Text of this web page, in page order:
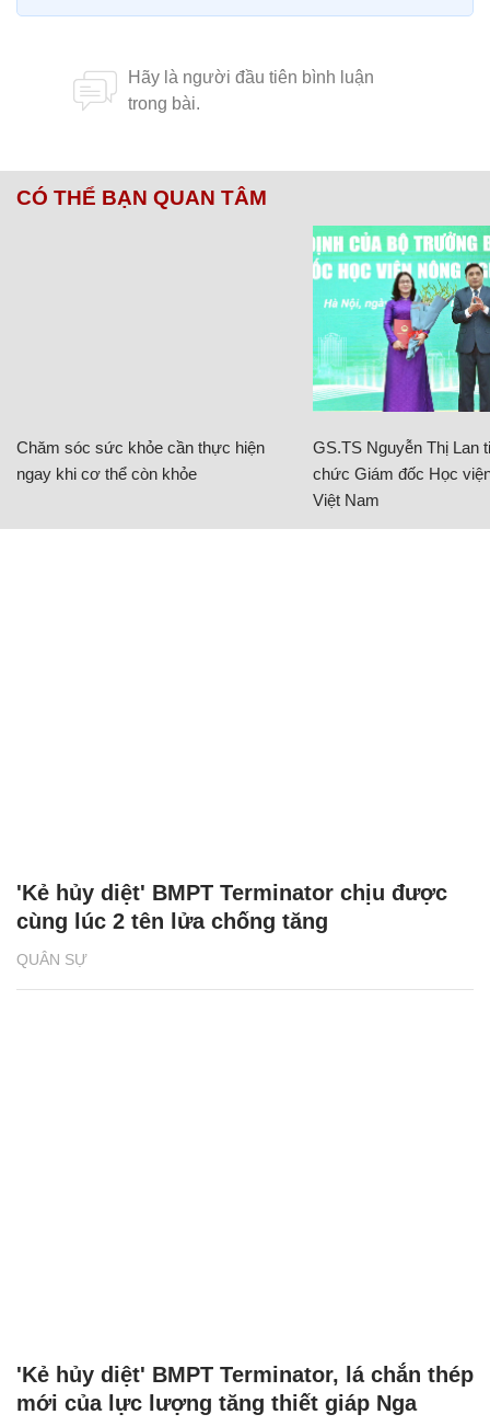
CÓ THỂ BẠN QUAN TÂM
Chăm sóc sức khỏe cần thực hiện
ngay khi cơ thể còn khỏe
GS.TS Nguyễn Thị Lan
chức Giám đốc Học
Việt Nam
QUÂN SỰ
'Kẻ hủy diệt' BMPT Terminator chịu được
cùng lúc 2 tên lửa chống tăng
'Kẻ hủy diệt' BMPT Terminator, lá chắn thép
mới của lực lượng tăng thiết giáp Nga